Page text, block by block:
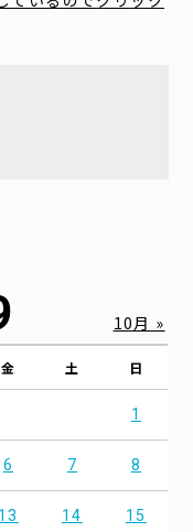
金 土 日
1
6 7 8
13 14 15
10月 »